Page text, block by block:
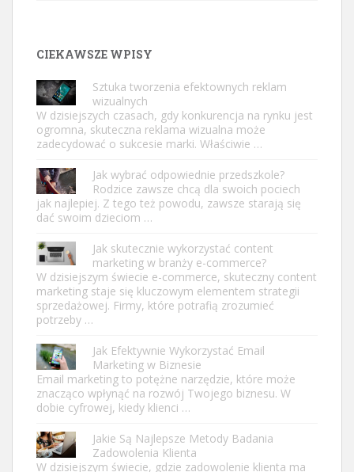
CIEKAWSZE WPISY
Sztuka tworzenia efektownych reklam
wizualnych
W dzisiejszych czasach, gdy konkurencja na rynku jest
ogromna, skuteczna reklama wizualna może
zadecydować o sukcesie marki. Właściwie …
Jak wybrać odpowiednie przedszkole?
Rodzice zawsze chcą dla swoich pociech
jak najlepiej. Z tego też powodu, zawsze starają się
dać swoim dzieciom …
Jak skutecznie wykorzystać content
marketing w branży e-commerce?
W dzisiejszym świecie e-commerce, skuteczny content
marketing staje się kluczowym elementem strategii
sprzedażowej. Firmy, które potrafią zrozumieć
potrzeby …
Jak Efektywnie Wykorzystać Email
Marketing w Biznesie
Email marketing to potężne narzędzie, które może
znacząco wpłynąć na rozwój Twojego biznesu. W
dobie cyfrowej, kiedy klienci …
Jakie Są Najlepsze Metody Badania
Zadowolenia Klienta
W dzisiejszym świecie, gdzie zadowolenie klienta ma